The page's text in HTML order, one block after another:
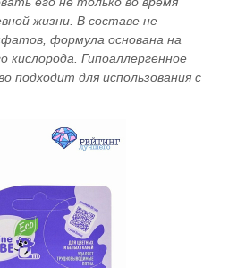
жизни. В составе не
формула основана на
кислорода. Гипоаллергенное
подходит для использования с